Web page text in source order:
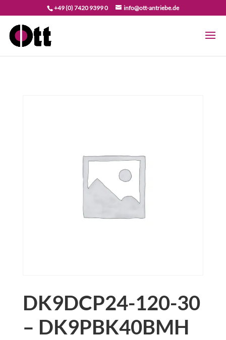
+49 (0) 7420 9399 0 info@ott-antriebe.de
DK9DCP24-120-30
– DK9PBK40BMH